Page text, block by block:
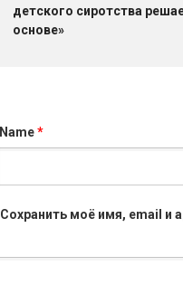
детского сиротства
основе»
Name*
Сохранить моё имя, email и